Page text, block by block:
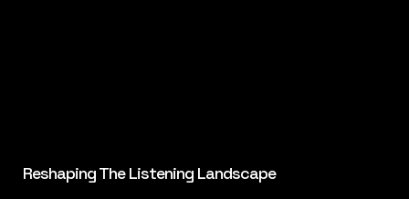
Reshaping The Listening Landscape